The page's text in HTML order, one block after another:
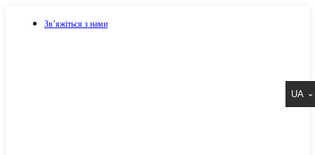
Зв’яжіться з нами
UA